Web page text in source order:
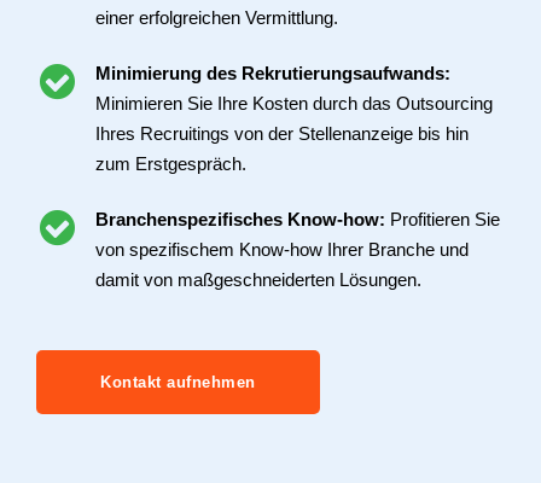
einer erfolgreichen Vermittlung.
Minimierung des Rekrutierungsaufwands:
Minimieren Sie Ihre Kosten durch das Outsourcing
Ihres Recruitings von der Stellenanzeige bis hin
zum Erstgespräch.
Branchenspezifisches Know-how: Profitieren Sie
von spezifischem Know-how Ihrer Branche und
damit von maßgeschneiderten Lösungen.
Kontakt aufnehmen